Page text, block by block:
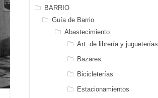
BARRIO
Guía de Barrio
Abastecimiento
Art. de librería y jugueterías
Bazares
Bicicleterías
Estacionamientos